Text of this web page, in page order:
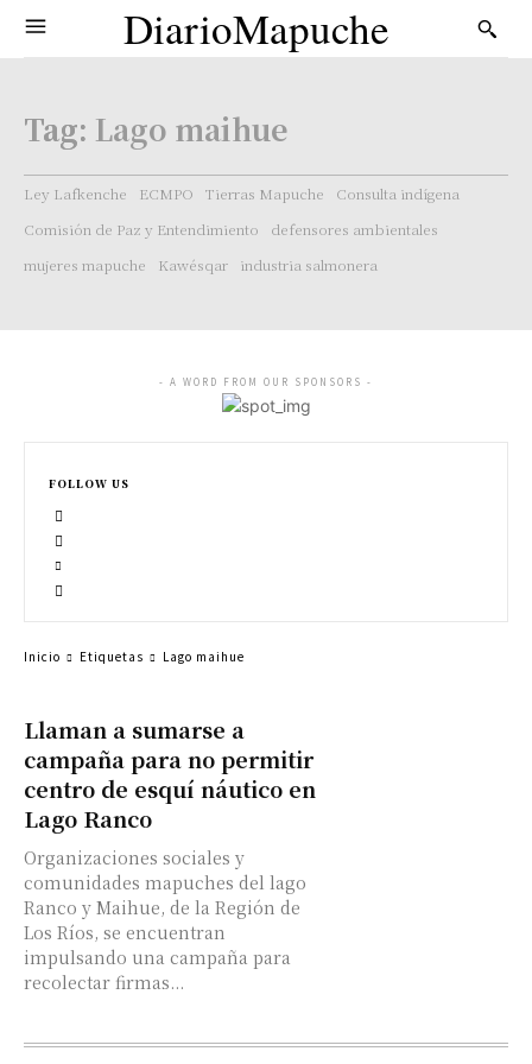
DiarioMapuche
Tag: Lago maihue
Ley Lafkenche ECMPO Tierras Mapuche
Consulta indígena
Comisión de Paz y Entendimiento
defensores ambientales
mujeres mapuche
Kawésqar industria salmonera
Llaman a sumarse a
campaña para no permitir
centro de esquí náutico en
Lago Ranco
Organizaciones sociales y
comunidades mapuches del lago
Ranco y Maihue, de la Región de
Los Ríos, se encuentran
impulsando una campaña para
recolectar firmas...
- A WORD FROM OUR SPONSORS -
FOLLOW US
Inicio Etiquetas Lago maihue